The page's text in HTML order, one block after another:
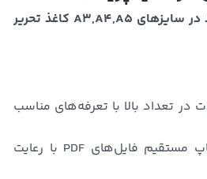
پرینت رنگی و سیاه و سفید در سایزهای A3,A4,A5 کاغذ تحریر
در تعداد بالا با تعرفه‌های مناسب
امکان چاپ مستقیم فایل‌های PDF با رعایت